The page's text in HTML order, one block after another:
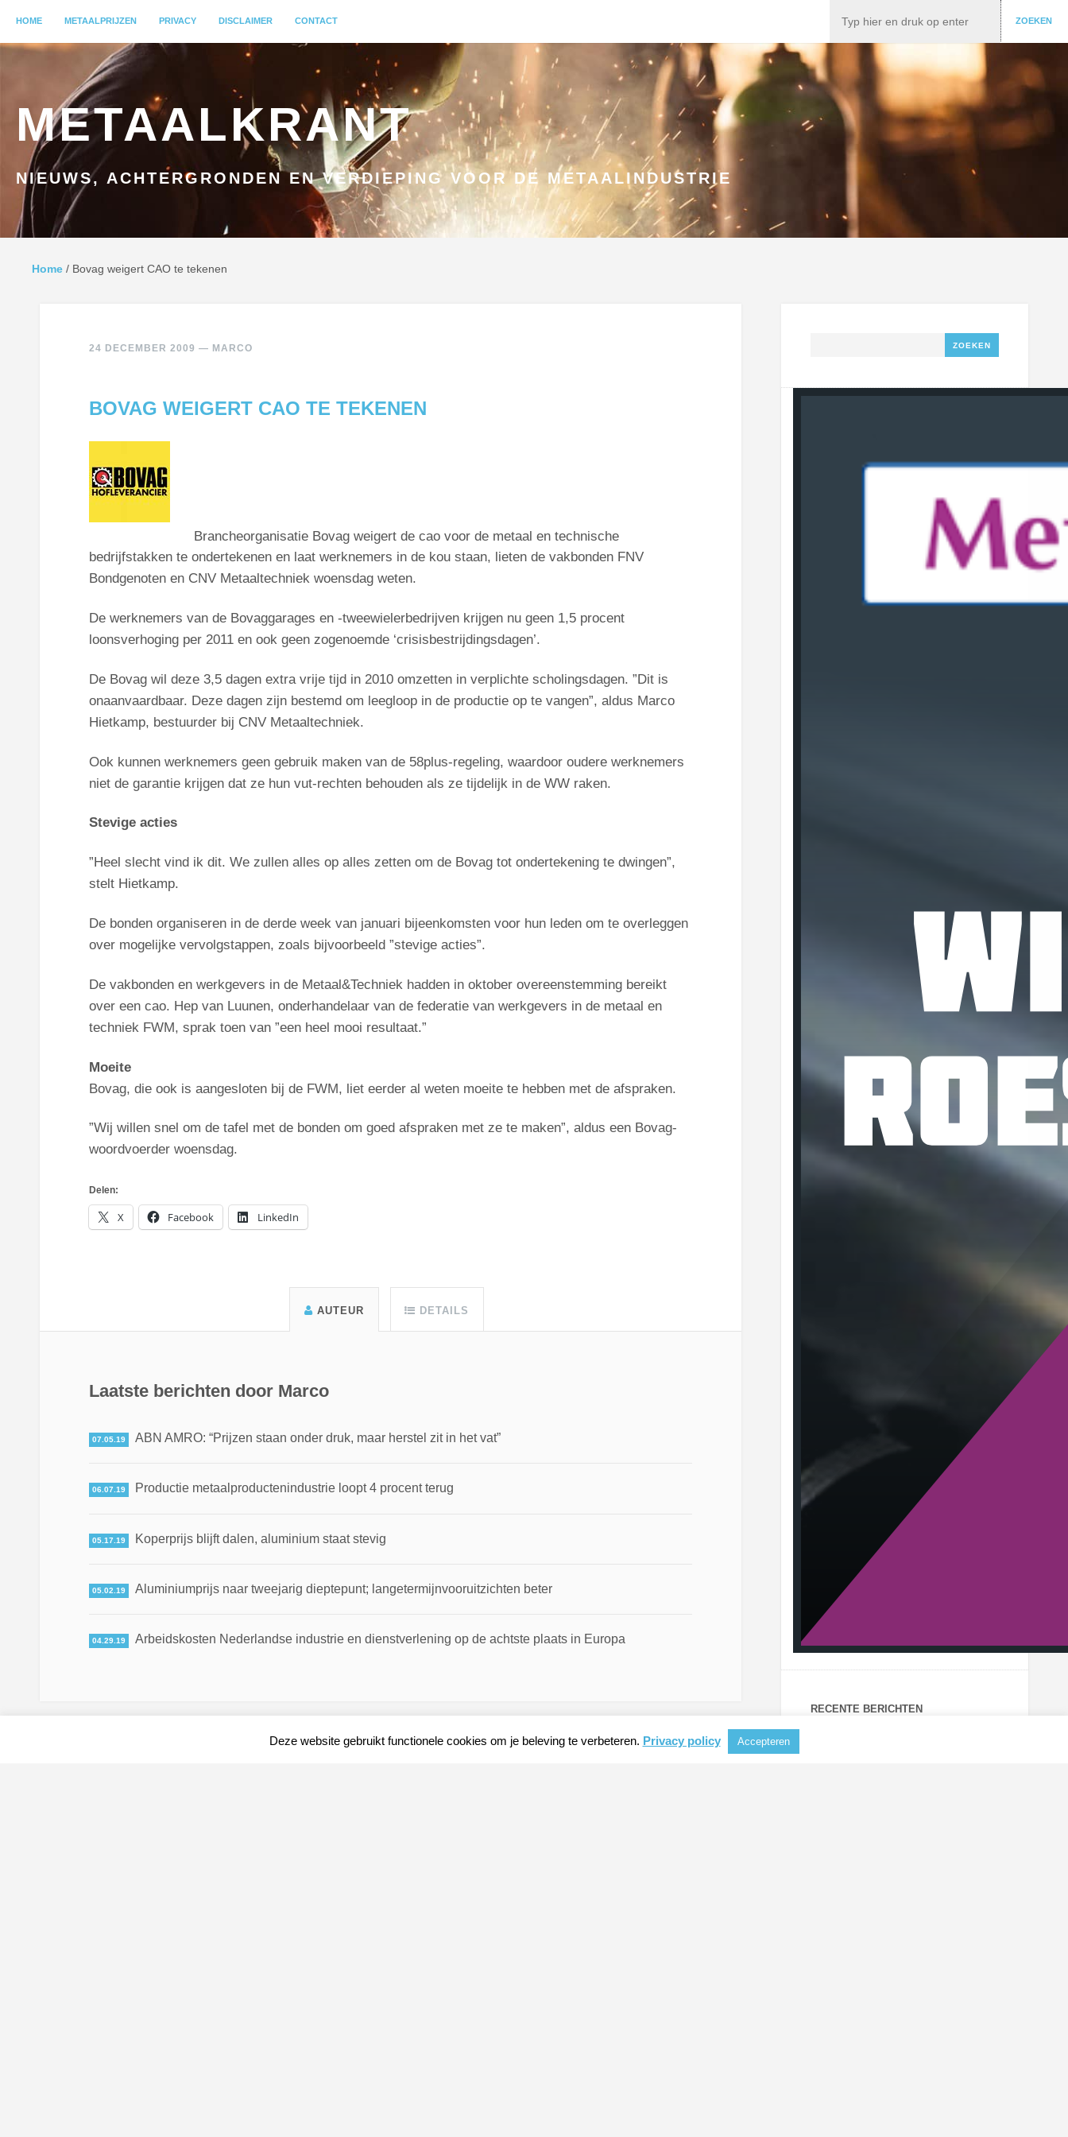
GA NAAR INHOUD
HOME METAALPRIJZEN PRIVACY DISCLAIMER CONTACT ZOEKEN
METAALKRANT
NIEUWS, ACHTERGRONDEN EN VERDIEPING VOOR DE METAALINDUSTRIE
Home / Bovag weigert CAO te tekenen
24 DECEMBER 2009 — MARCO
BOVAG WEIGERT CAO TE TEKENEN
Brancheorganisatie Bovag weigert de cao voor de metaal en technische
bedrijfstakken te ondertekenen en laat werknemers in de kou staan, lieten de vakbonden FNV
Bondgenoten en CNV Metaaltechniek woensdag weten.
De werknemers van de Bovaggarages en -tweewielerbedrijven krijgen nu geen 1,5 procent
loonsverhoging per 2011 en ook geen zogenoemde ‘crisisbestrijdingsdagen’.
De Bovag wil deze 3,5 dagen extra vrije tijd in 2010 omzetten in verplichte scholingsdagen. ”Dit is
onaanvaardbaar. Deze dagen zijn bestemd om leegloop in de productie op te vangen”, aldus Marco
Hietkamp, bestuurder bij CNV Metaaltechniek.
Ook kunnen werknemers geen gebruik maken van de 58plus-regeling, waardoor oudere werknemers
niet de garantie krijgen dat ze hun vut-rechten behouden als ze tijdelijk in de WW raken.
Stevige acties
”Heel slecht vind ik dit. We zullen alles op alles zetten om de Bovag tot ondertekening te dwingen”,
stelt Hietkamp.
De bonden organiseren in de derde week van januari bijeenkomsten voor hun leden om te overleggen
over mogelijke vervolgstappen, zoals bijvoorbeeld ”stevige acties”.
De vakbonden en werkgevers in de Metaal&Techniek hadden in oktober overeenstemming bereikt
over een cao. Hep van Luunen, onderhandelaar van de federatie van werkgevers in de metaal en
techniek FWM, sprak toen van ”een heel mooi resultaat.”
Moeite
Bovag, die ook is aangesloten bij de FWM, liet eerder al weten moeite te hebben met de afspraken.
”Wij willen snel om de tafel met de bonden om goed afspraken met ze te maken”, aldus een Bovag-
woordvoerder woensdag.
Delen:
X Facebook LinkedIn
AUTEUR DETAILS
Laatste berichten door Marco
07.05.19 ABN AMRO: “Prijzen staan onder druk, maar herstel zit in het vat”
06.07.19 Productie metaalproductenindustrie loopt 4 procent terug
05.17.19 Koperprijs blijft dalen, aluminium staat stevig
05.02.19 Aluminiumprijs naar tweejarig dieptepunt; langetermijnvooruitzichten beter
04.29.19 Arbeidskosten Nederlandse industrie en dienstverlening op de achtste plaats in Europa
RECENTE BERICHTEN
Deze website gebruikt functionele cookies om je beleving te verbeteren. Privacy policy Accepteren